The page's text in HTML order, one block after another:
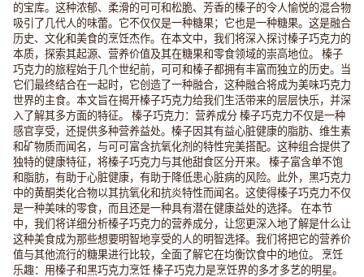
的宝库。这种浓郁、柔滑的可可和松脆、芳香的榛子的令人愉悦的混合物
吸引了几代人的味蕾。它不仅仅是一种糖果；它也是一种糖果。这是融合
历史、文化和美食的烹饪杰作。在本文中，我们将深入探讨榛子巧克力的
本质，探索其起源、营养价值及其在糖果和零食领域的崇高地位。 榛子
巧克力的旅程始于几个世纪前，可可和榛子都拥有丰富而独立的历史。当
它们最终结合在一起时，它创造了一种融合，这种融合将成为美味巧克力
世界的主食。本文旨在揭开榛子巧克力给我们生活带来的层层快乐，并深
入了解其多方面的特征。 榛子巧克力：营养成分 榛子巧克力不仅是一种
感官享受，还提供多种营养益处。榛子因其有益心脏健康的脂肪、维生素
和矿物质而闻名，与可可富含抗氧化剂的特性完美搭配。这种组合提供了
独特的健康特征，将榛子巧克力与其他甜食区分开来。 榛子富含单不饱
和脂肪，有助于心脏健康，有助于降低患心脏病的风险。此外，黑巧克力
中的黄酮类化合物以其抗氧化和抗炎特性而闻名。这使得榛子巧克力不仅
是一种美味的零食，而且还是一种具有潜在健康益处的选择。 在本节
中，我们将详细分析榛子巧克力的营养成分，让您更深入地了解是什么让
这种美食成为那些想要明智地享受的人的明智选择。我们将把它的营养价
值与其他流行的糖果进行比较，全面了解它在均衡饮食中的地位。 烹饪
乐趣：用榛子和黑巧克力烹饪 榛子巧克力是烹饪界的多才多艺的明星。